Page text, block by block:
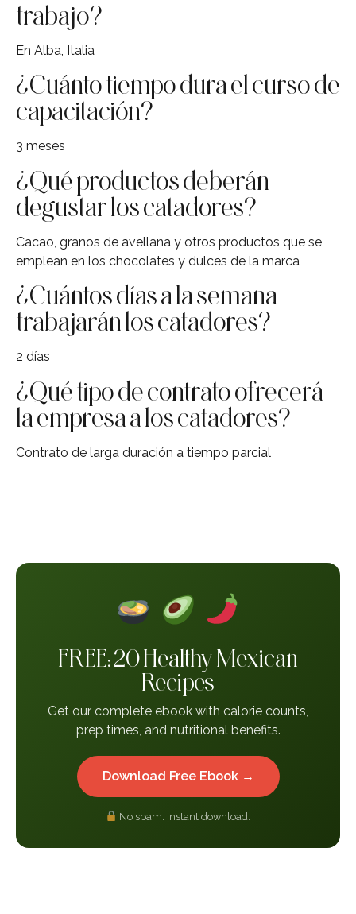
trabajo?
En Alba, Italia
¿Cuánto tiempo dura el curso de
capacitación?
3 meses
¿Qué productos deberán
degustar los catadores?
Cacao, granos de avellana y otros productos que se
emplean en los chocolates y dulces de la marca
¿Cuántos días a la semana
trabajarán los catadores?
2 días
¿Qué tipo de contrato ofrecerá
la empresa a los catadores?
Contrato de larga duración a tiempo parcial
FREE: 20 Healthy Mexican
Recipes
Get our complete ebook with calorie counts,
prep times, and nutritional benefits.
Download Free Ebook →
No spam. Instant download.